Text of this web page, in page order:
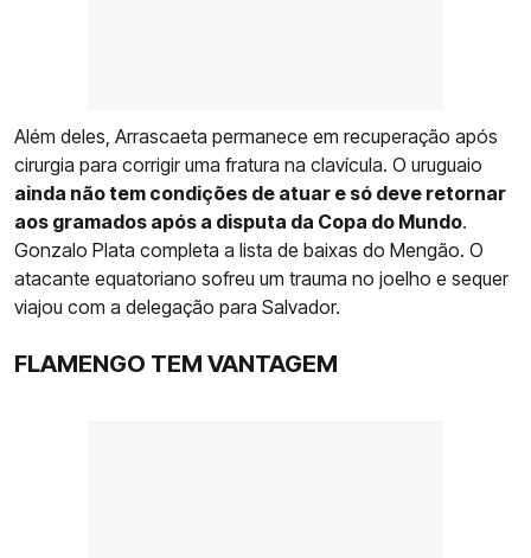
Além deles, Arrascaeta permanece em recuperação após
cirurgia para corrigir uma fratura na clavícula. O uruguaio
ainda não tem condições de atuar e só deve retornar
aos gramados após a disputa da Copa do Mundo.
Gonzalo Plata completa a lista de baixas do Mengão. O
atacante equatoriano sofreu um trauma no joelho e sequer
viajou com a delegação para Salvador.
FLAMENGO TEM VANTAGEM